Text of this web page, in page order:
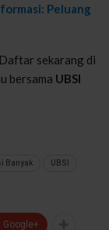
Peluang
Daftar sekarang di
bersama UBSI
Banyak UBSI
Google+